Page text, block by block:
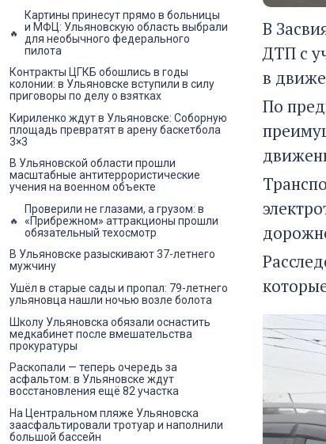
В
ДТП с
в
По
Картины принесут прямо в больницы
и МФЦ: Ульяновскую область выбрали
для необычного федерального
пилота
Контракты ЦГКБ обошлись в годы
колонии: в Ульяновске вступили в силу
приговоры по делу о взятках
Кириленко ждут в Ульяновске: Соборную
площадь превратят в арену баскетбола
3×3
В Ульяновской области прошли
масштабные антитеррористические
учения на военном объекте
Проверили не глазами, а грузом: в
«Прибрежном» аттракционы прошли
обязательный техосмотр
В Ульяновске разыскивают 37-летнего
мужчину
Ушёл в старые сады и пропал: 79-летнего
ульяновца нашли ночью возле болота
Школу Ульяновска обязали оснастить
медкабинет после вмешательства
прокуратуры
Раскопали — теперь очередь за
асфальтом: в Ульяновске ждут
восстановления ещё 82 участка
На Центральном пляже Ульяновска
заасфальтировали тротуар и наполнили
большой бассейн